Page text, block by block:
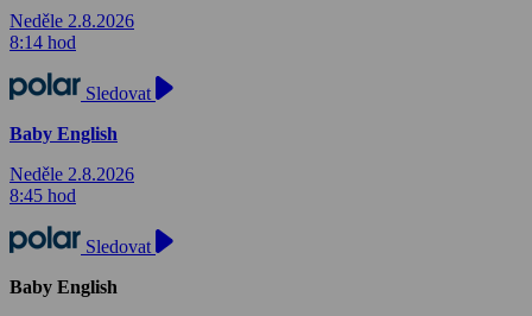
Neděle 2.8.2026
8:14 hod
Sledovat
Baby English
Neděle 2.8.2026
8:45 hod
Sledovat
Baby English